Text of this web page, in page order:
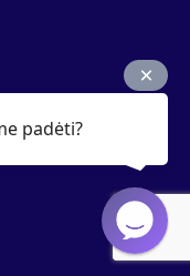
padėti?